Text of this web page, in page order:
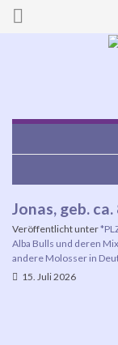
Jonas, geb.
Veröffentlicht unter
Alba Bulls und deren
andere Molosser in
15. Juli 2026